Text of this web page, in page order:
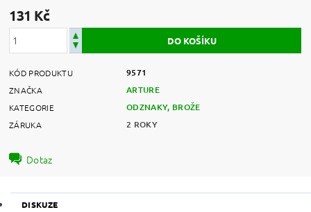
131 Kč
KÓD PRODUKTU 9571
ZNAČKA ARTURE
KATEGORIE ODZNAKY, BROŽE
ZÁRUKA 2 ROKY
Dotaz
DISKUZE